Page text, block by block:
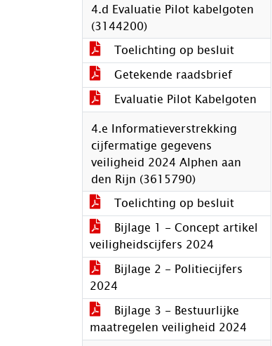
4.d Evaluatie Pilot kabelgoten
(3144200)
Toelichting op besluit
Getekende raadsbrief
Evaluatie Pilot Kabelgoten
4.e Informatieverstrekking
cijfermatige gegevens
veiligheid 2024 Alphen aan
den Rijn (3615790)
Toelichting op besluit
Bijlage 1 - Concept artikel
veiligheidscijfers 2024
Bijlage 2 - Politiecijfers
2024
Bijlage 3 - Bestuurlijke
maatregelen veiligheid 2024